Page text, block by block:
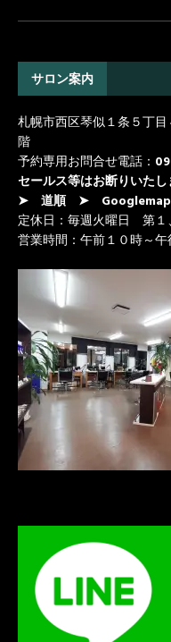
サロン案内
札幌市西区琴似１条５丁
階
予約専用お問合せ電話：
セールス等はお断りいたし
➤ 道順
➤ Googlemap
定休日：毎週火曜日 第１
営業時間：午前１０時～